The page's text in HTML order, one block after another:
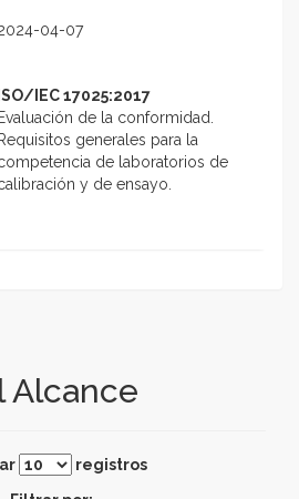
04-07
ISO/IEC 17025:2017
Evaluación de la conformidad.
Requisitos generales para la
de laboratorios de
y de ensayo.
Alcance
registros